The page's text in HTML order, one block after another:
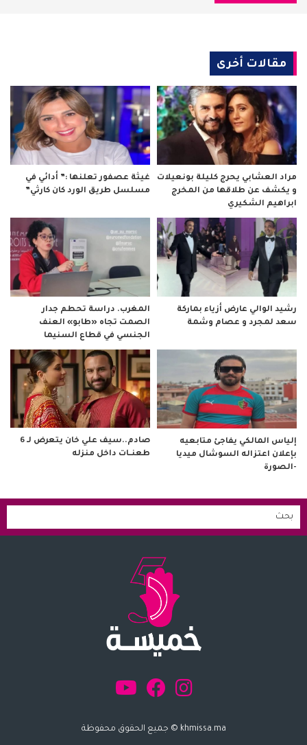
مقالات أخرى
مراد العشابي يحرج كليلة بونعيلات
و يكشف عن طلاقها من المخرج
ابراهيم الشكيري
غيثة عصفور تعلنها :” أدائي في
مسلسل طريق الورد كان كارثي”
رشيد الوالي عارض أزياء بماركة
سعد لمجرد و عصام وشمة
المغرب. دراسة تحطم جدار
الصمت تجاه «طابو» العنف
الجنسي في قطاع السنيما
إلياس المالكي يفاجئ متابعيه
بإعلان اعتزاله السوشال ميديا
-الصورة
صادم..سيف علي خان يتعرض لـ 6
طعنــات داخل منزله
khmissa.ma © جميع الحقوق محفوظة